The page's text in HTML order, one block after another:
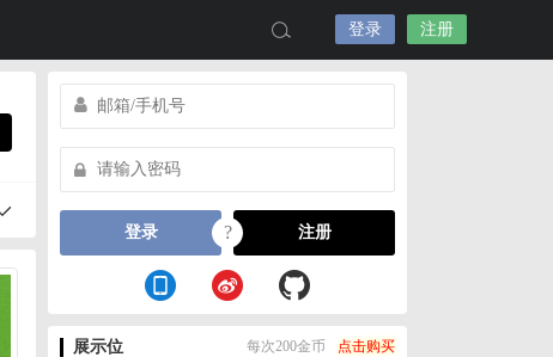
登录 注册
登录 ? 注册
展示位 每次200金币 点击购买